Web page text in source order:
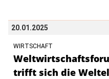
20.01.2025
WIRTSCHAFT
trifft sich die